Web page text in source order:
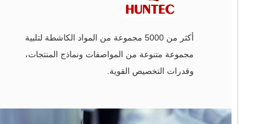
أكثر من 5000 مجموعة من المواد الكاشطة لتلبية
مجموعة متنوعة من المواصفات ونماذج المنتجات،
وقدرات التخصيص القوية.